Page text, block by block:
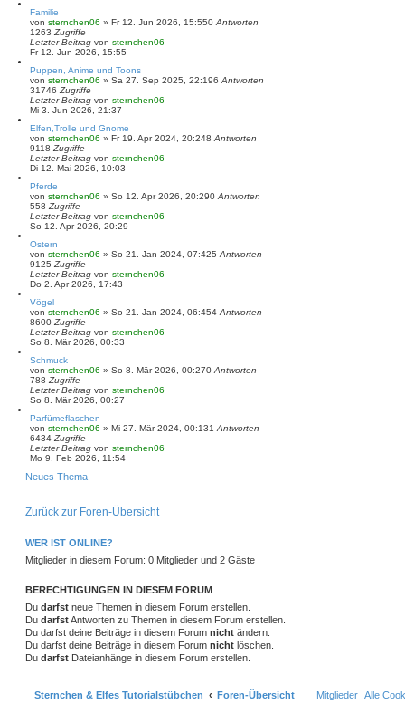
Familie
von sternchen06 » Fr 12. Jun 2026, 15:550 Antworten
1263 Zugriffe
Letzter Beitrag von sternchen06
Fr 12. Jun 2026, 15:55
Puppen, Anime und Toons
von sternchen06 » Sa 27. Sep 2025, 22:196 Antworten
31746 Zugriffe
Letzter Beitrag von sternchen06
Mi 3. Jun 2026, 21:37
Elfen,Trolle und Gnome
von sternchen06 » Fr 19. Apr 2024, 20:248 Antworten
9118 Zugriffe
Letzter Beitrag von sternchen06
Di 12. Mai 2026, 10:03
Pferde
von sternchen06 » So 12. Apr 2026, 20:290 Antworten
558 Zugriffe
Letzter Beitrag von sternchen06
So 12. Apr 2026, 20:29
Ostern
von sternchen06 » So 21. Jan 2024, 07:425 Antworten
9125 Zugriffe
Letzter Beitrag von sternchen06
Do 2. Apr 2026, 17:43
Vögel
von sternchen06 » So 21. Jan 2024, 06:454 Antworten
8600 Zugriffe
Letzter Beitrag von sternchen06
So 8. Mär 2026, 00:33
Schmuck
von sternchen06 » So 8. Mär 2026, 00:270 Antworten
788 Zugriffe
Letzter Beitrag von sternchen06
So 8. Mär 2026, 00:27
Parfümeflaschen
von sternchen06 » Mi 27. Mär 2024, 00:131 Antworten
6434 Zugriffe
Letzter Beitrag von sternchen06
Mo 9. Feb 2026, 11:54
Neues Thema
Zurück zur Foren-Übersicht
WER IST ONLINE?
Mitglieder in diesem Forum: 0 Mitglieder und 2 Gäste
BERECHTIGUNGEN IN DIESEM FORUM
Du darfst neue Themen in diesem Forum erstellen.
Du darfstAntworten zu Themen in diesem Forum erstellen.
Du darfst deine Beiträge in diesem Forum nicht ändern.
Du darfst deine Beiträge in diesem Forum nicht löschen.
Du darfst Dateianhänge in diesem Forum erstellen.
Sternchen & Elfes Tutorialstübchen Foren-Übersicht Alle
Mitglieder